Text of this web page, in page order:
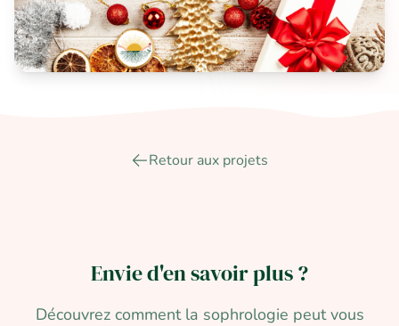
Retour aux projets
Envie d'en savoirplus ?
Découvrez comment la sophrologie peut vous